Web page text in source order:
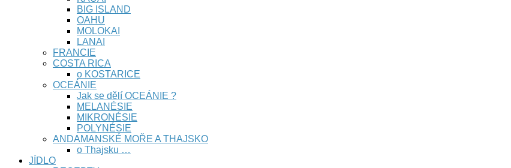
BIG ISLAND
OAHU
MOLOKAI
LANAI
FRANCIE
COSTA RICA
o KOSTARICE
OCEÁNIE
Jak se dělí OCEÁNIE ?
MELANÉSIE
MIKRONÉSIE
POLYNÉSIE
ANDAMANSKÉ MOŘE A THAJSKO
o Thajsku …
JÍDLO